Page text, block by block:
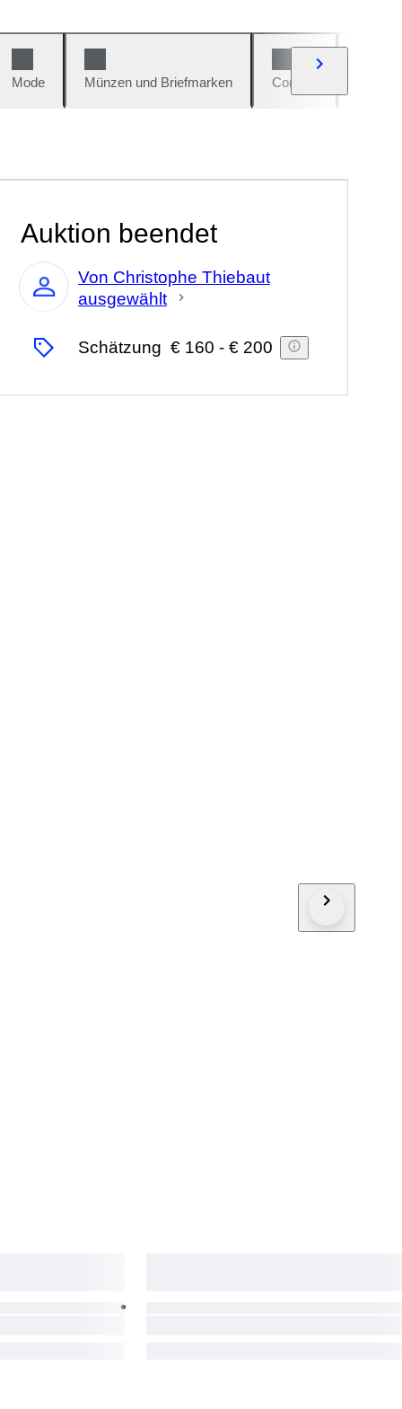
Mode Münzen und Briefmarken Comics
Auktion beendet
Experte
Von Christophe Thiebaut
ausgewählt
Schätzung € 160 - € 200